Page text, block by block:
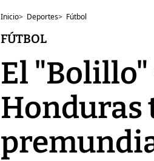
Inicio> Deportes> Fútbol
FÚTBOL
El "Bolillo"
Honduras